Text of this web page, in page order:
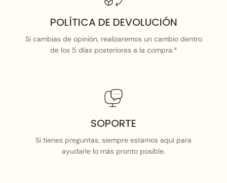
POLÍTICA DE DEVOLUCIÓN
Si cambias de opinión, realizaremos un cambio dentro
de los 5 días posteriores a la compra.*
SOPORTE
Si tienes preguntas, siempre estamos aquí para
ayudarle lo más pronto posible.